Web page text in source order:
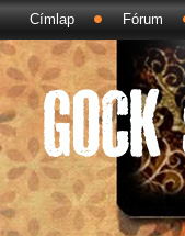
Címlap Fórum